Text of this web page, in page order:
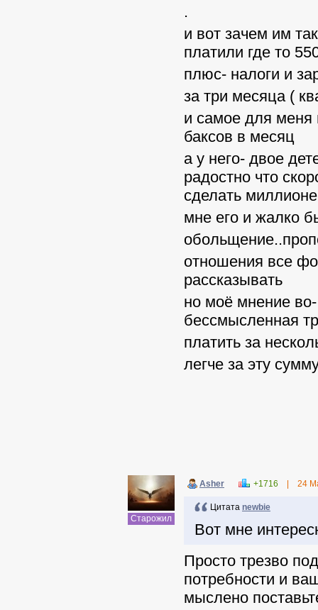
.
и вот зачем им
платили где то
плюс- налоги и
за три месяца (
и самое для меня
баксов в месяц
а у него- двое
радостно что
сделать
мне его и жалко
отношения все
рассказывать
но моё мнение
бессмысленная
платить за
легче за эту
Старожил
Asher +1716 24
Цитата newbie
Вот мне
Просто трезво
потребности и
мыслено